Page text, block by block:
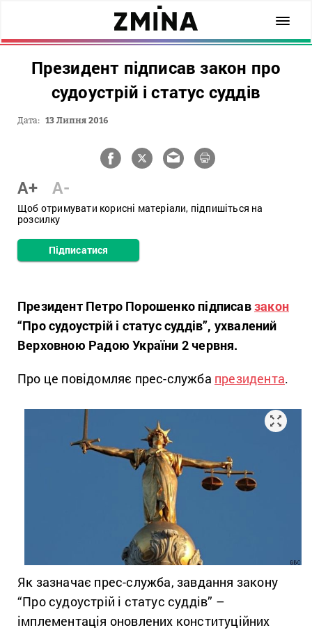
Президент підписав закон про
судоустрій і статус суддів
Дата: 13 Липня 2016
A+ A-
Щоб отримувати корисні матеріали, підпишіться на
розсилку
Підписатися
Президент Петро Порошенко підписавзакон
“Про судоустрій і статус суддів”, ухвалений
Верховною Радою України 2 червня.
Про це повідомляє прес-служба президента.
Як зазначає прес-служба, завдання закону
“Про судоустрій і статус суддів” –
імплементація оновлених конституційних